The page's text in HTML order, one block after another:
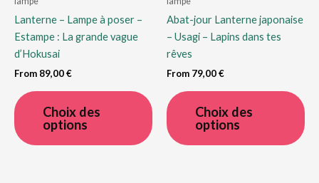
produit
Lanterne – Lampe à poser –
Estampe : La grande vague
d’Hokusai
From 89,00€
Choix des
options
produit
a
plusieurs
Abat-jour Lanterne japonaise
– Usagi – Lapins dans tes
rêves
From 79,00€
Choix des
options
a